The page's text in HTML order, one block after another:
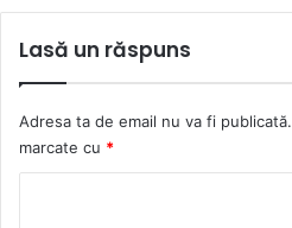
Lasă un răspuns
Adresa ta de email nu va fi publicată.
marcate cu *